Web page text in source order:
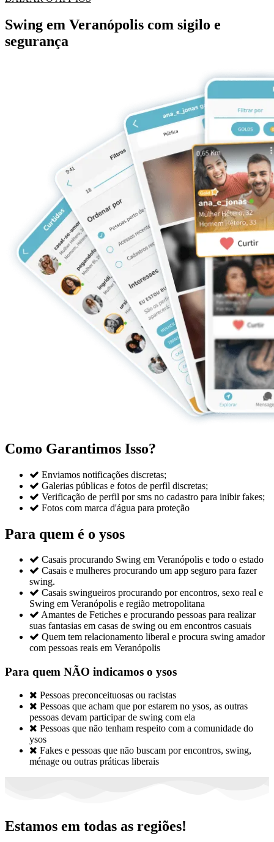
Swing em Veranópolis com sigilo e
segurança
Como Garantimos Isso?
 Enviamos notificações discretas;
 Galerias públicas e fotos de perfil discretas;
 Verificação de perfil por sms no cadastro para inibir fakes;
 Fotos com marca d'água para proteção
Para quem é o ysos
 Casais procurando Swing em Veranópolis e todo o estado
 Casais e mulheres procurando um app seguro para fazer
swing.
 Casais swingueiros procurando por encontros, sexo real e
Swing em Veranópolis e região metropolitana
 Amantes de Fetiches e procurando pessoas para realizar
suas fantasias em casas de swing ou em encontros casuais
 Quem tem relacionamento liberal e procura swing amador
com pessoas reais em Veranópolis
Para quem NÃO indicamos o ysos
 Pessoas preconceituosas ou racistas
 Pessoas que acham que por estarem no ysos, as outras
pessoas devam participar de swing com ela
 Pessoas que não tenham respeito com a comunidade do
ysos
 Fakes e pessoas que não buscam por encontros, swing,
ménage ou outras práticas liberais
Estamos em todas as regiões!